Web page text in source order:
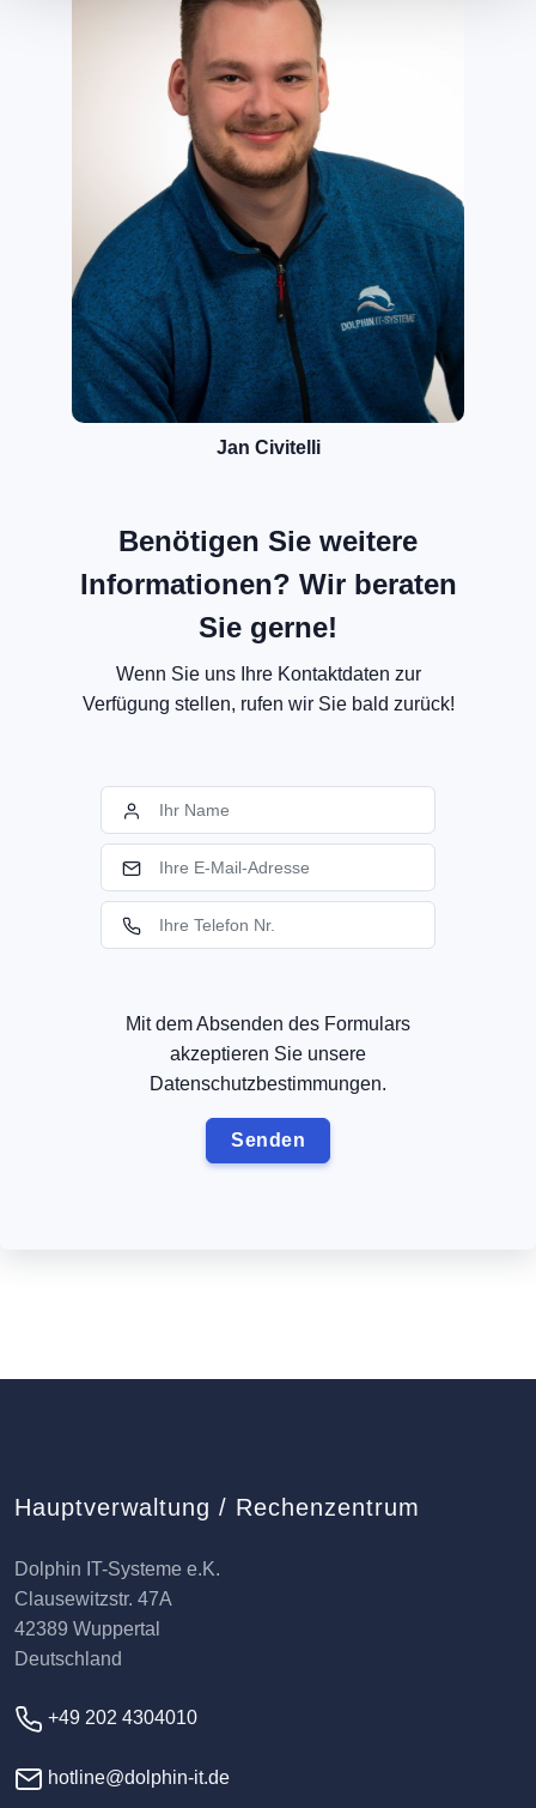
Jan Civitelli
Benötigen Sie weitere
Informationen? Wir beraten
Sie gerne!
Wenn Sie uns Ihre Kontaktdaten zur
Verfügung stellen, rufen wir Sie bald zurück!
Mit dem Absenden des Formulars
akzeptieren Sie unsere
Datenschutzbestimmungen.
Hauptverwaltung / Rechenzentrum
Dolphin IT-Systeme e.K.
Clausewitzstr. 47A
42389 Wuppertal
Deutschland
+49 202 4304010
hotline@dolphin-it.de